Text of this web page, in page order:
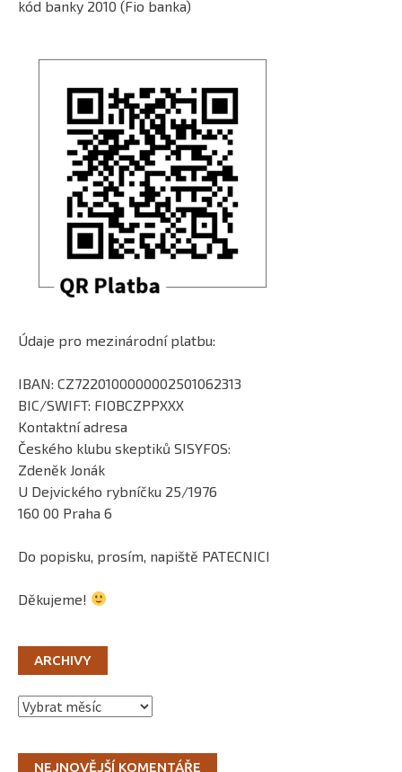
kód banky 2010 (Fio banka)
Údaje pro mezinárodní platbu:
IBAN: CZ7220100000002501062313
BIC/SWIFT: FIOBCZPPXXX
Kontaktní adresa
Českého klubu skeptiků SISYFOS:
Zdeněk Jonák
U Dejvického rybníčku 25/1976
160 00 Praha 6
Do popisku, prosím, napiště PATECNICI
Děkujeme!
ARCHIVY
Archivy
NEJNOVĚJŠÍ KOMENTÁŘE